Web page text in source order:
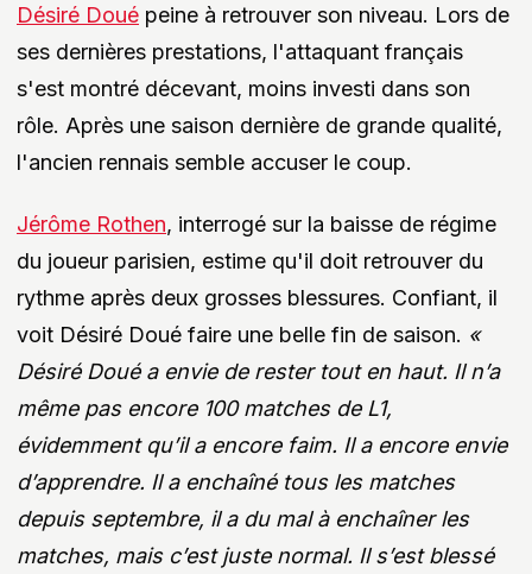
Désiré Doué peine à retrouver son niveau. Lors de
ses dernières prestations, l'attaquant français
s'est montré décevant, moins investi dans son
rôle. Après une saison dernière de grande qualité,
l'ancien rennais semble accuser le coup.
Jérôme Rothen, interrogé sur la baisse de régime
du joueur parisien, estime qu'il doit retrouver du
rythme après deux grosses blessures. Confiant, il
voit Désiré Doué faire une belle fin de saison. «
Désiré Doué a envie de rester tout en haut. Il n’a
même pas encore 100 matches de L1,
évidemment qu’il a encore faim. Il a encore envie
d’apprendre. Il a enchaîné tous les matches
depuis septembre, il a du mal à enchaîner les
matches, mais c’est juste normal. Il s’est blessé